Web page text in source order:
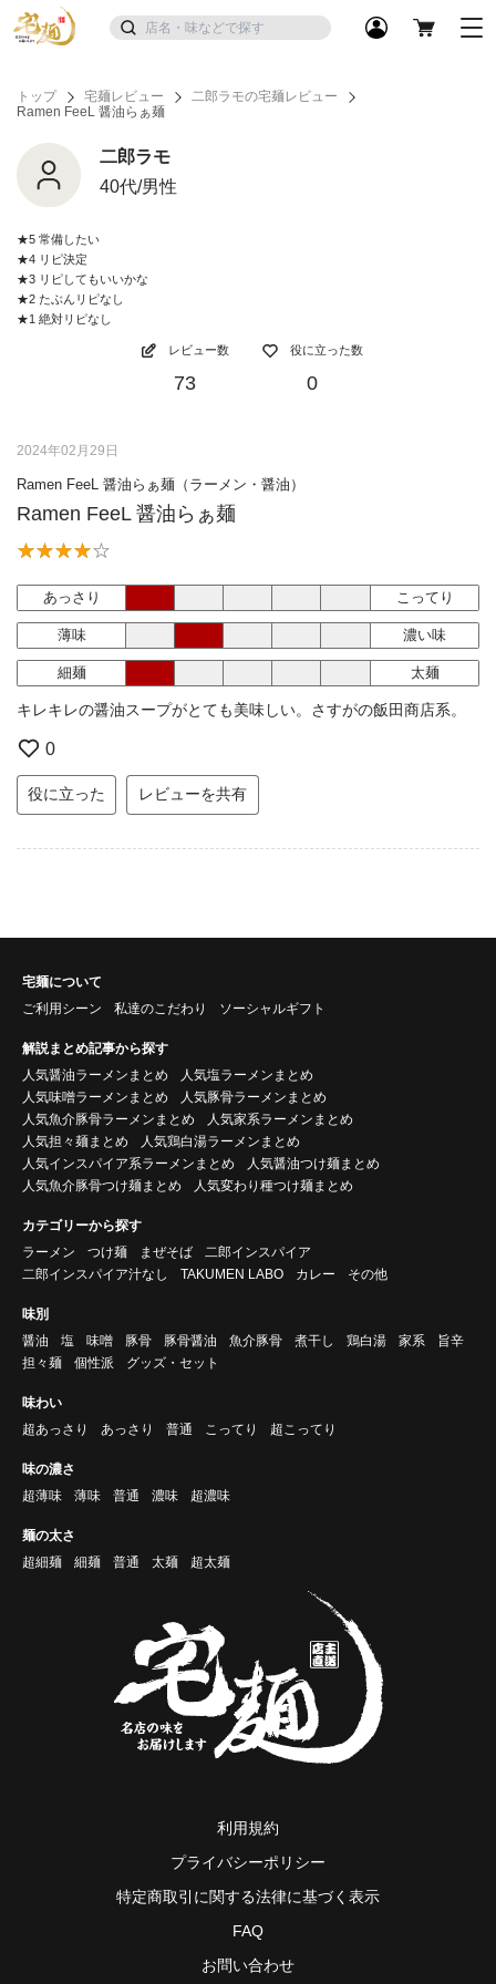
トップ 宅麺レビュー
二郎ラモの宅麺レビュー
Ramen FeeL 醤油らぁ麺
二郎ラモ
40代/男性
★5 常備したい
★4 リピ決定
★3 リピしてもいいかな
★2 たぶんリピなし
★1 絶対リピなし
レビュー数
73
役に立った数
0
2024年02月29日
Ramen FeeL 醤油らぁ麺（ラーメン・醤油）
Ramen FeeL 醤油らぁ麺
あっさり こってり
薄味 濃い味
細麺 太麺
キレキレの醤油スープがとても美味しい。さすがの飯田商店系。
0
役に立った レビューを共有
宅麺について
ご利用シーン
私達のこだわり ソーシャルギフト
解説まとめ記事から探す
人気醤油ラーメンまとめ
人気塩ラーメンまとめ
人気味噌ラーメンまとめ
人気豚骨ラーメンまとめ
人気魚介豚骨ラーメンまとめ
人気家系ラーメンまとめ
人気担々麺まとめ
人気鶏白湯ラーメンまとめ
人気インスパイア系ラーメンまとめ
人気醤油つけ麺まとめ
人気魚介豚骨つけ麺まとめ
人気変わり種つけ麺まとめ
カテゴリーから探す
ラーメン
つけ麺 まぜそば
二郎インスパイア
二郎インスパイア汁なし
TAKUMEN LABO カレー その他
味別
醤油
塩 味噌 豚骨 豚骨醤油 魚介豚骨 煮干し 鶏白湯 家系
旨辛
担々麺
個性派 グッズ・セット
味わい
超あっさり
あっさり 普通 こってり 超こってり
味の濃さ
超薄味
薄味 普通 濃味 超濃味
麺の太さ
超細麺
細麺 普通 太麺 超太麺
利用規約
プライバシーポリシー
特定商取引に関する法律に基づく表示
FAQ
お問い合わせ